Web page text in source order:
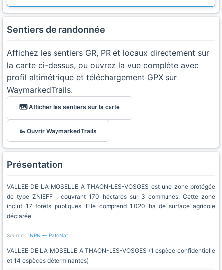
Sentiers de randonnée
Affichez les sentiers GR, PR et locaux directement sur
la carte ci-dessus, ou ouvrez la vue complète avec
profil altimétrique et téléchargement GPX sur
WaymarkedTrails.
🗺️ Afficher les sentiers sur la carte
🥾 Ouvrir WaymarkedTrails
Présentation
VALLEE DE LA MOSELLE A THAON-LES-VOSGES est une zone protégée
de type ZNIEFF_I, couvrant 170 hectares sur 3 communes. Cette zone
inclut 17 forêts publiques. Elle comprend 1 020 ha de surface agricole
déclarée.
Source : INPN — PatriNat
VALLEE DE LA MOSELLE A THAON-LES-VOSGES (1 espèce confidentielle
et 14 espèces déterminantes)